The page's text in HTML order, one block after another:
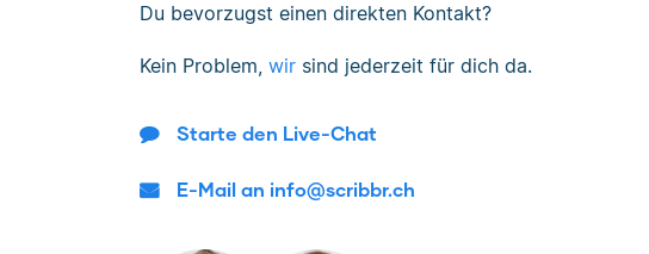
Du bevorzugst einen direkten Kontakt?
Kein Problem, wir sind jederzeit für dich da.
Starte den Live-Chat
E-Mail an info@scribbr.ch